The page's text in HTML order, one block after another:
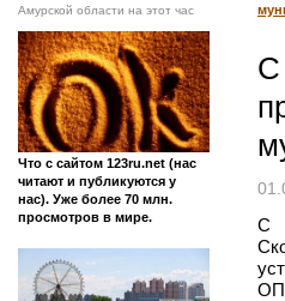
Амурской области на этот час
Что с сайтом 123ru.net (нас
читают и публикуются у
нас). Уже более 70 млн.
просмотров в мире.
С
С